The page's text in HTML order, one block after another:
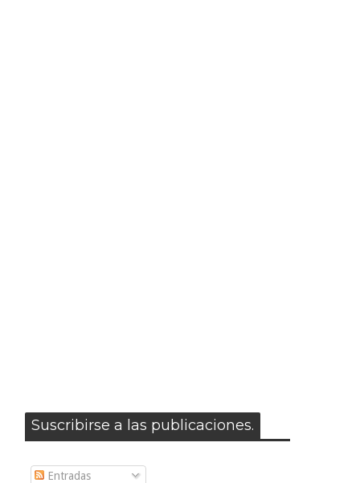
Suscribirse a las publicaciones.
Entradas